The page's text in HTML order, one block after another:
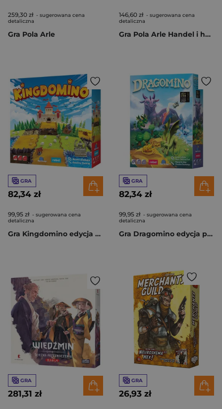
259,30 zł - sugerowana cena
detaliczna
Gra Pola Arle
146,60 zł - sugerowana cena
detaliczna
Gra Pola Arle Handel i herbata dodatek
GRA
82,34 zł
99,95 zł - sugerowana cena
detaliczna
Gra Kingdomino edycja polska
GRA
82,34 zł
99,95 zł - sugerowana cena
detaliczna
Gra Dragomino edycja polska
GRA
281,31 zł
GRA
26,93 zł